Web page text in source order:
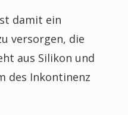
damit ein
versorgen, die
aus Silikon und
des Inkontinenz